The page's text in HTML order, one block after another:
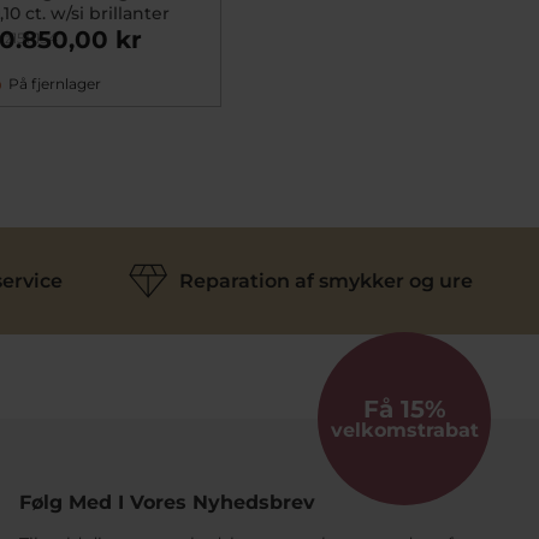
ct. w/si brillanter
kr
På fjernlager
Reparation af smykker og ure
Få 15%
velkomstrabat
Følg Med I Vores Nyhedsbrev